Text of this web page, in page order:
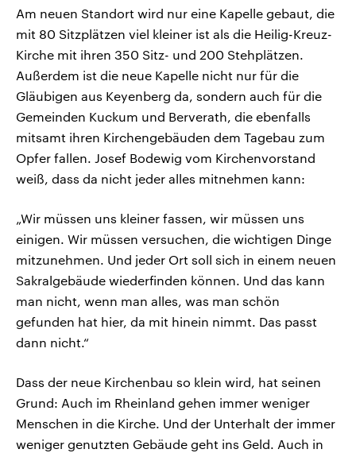
Am neuen Standort wird nur eine Kapelle gebaut, die
mit 80 Sitzplätzen viel kleiner ist als die Heilig-Kreuz-
Kirche mit ihren 350 Sitz- und 200 Stehplätzen.
Außerdem ist die neue Kapelle nicht nur für die
Gläubigen aus Keyenberg da, sondern auch für die
Gemeinden Kuckum und Berverath, die ebenfalls
mitsamt ihren Kirchengebäuden dem Tagebau zum
Opfer fallen. Josef Bodewig vom Kirchenvorstand
weiß, dass da nicht jeder alles mitnehmen kann:
„Wir müssen uns kleiner fassen, wir müssen uns
einigen. Wir müssen versuchen, die wichtigen Dinge
mitzunehmen. Und jeder Ort soll sich in einem neuen
Sakralgebäude wiederfinden können. Und das kann
man nicht, wenn man alles, was man schön
gefunden hat hier, da mit hinein nimmt. Das passt
dann nicht.“
Dass der neue Kirchenbau so klein wird, hat seinen
Grund: Auch im Rheinland gehen immer weniger
Menschen in die Kirche. Und der Unterhalt der immer
weniger genutzten Gebäude geht ins Geld. Auch in